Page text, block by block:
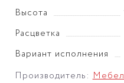
Высота
Расцветка
Вариант исполнения
Производитель: